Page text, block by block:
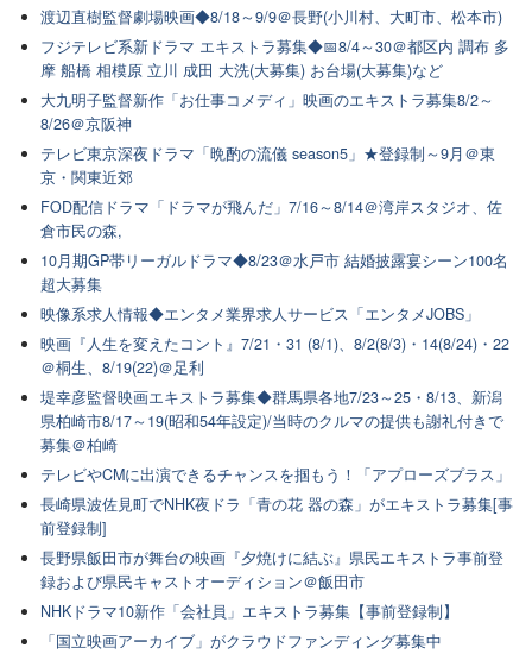
渡辺直樹監督劇場映画◆8/18～9/9＠長野(小川村、大町市、松本市)
フジテレビ系新ドラマ エキストラ募集◆📅8/4～30＠都区内 調布 多
摩 船橋 相模原 立川 成田 大洗(大募集) お台場(大募集)など
大九明子監督新作「お仕事コメディ」映画のエキストラ募集8/2～
8/26＠京阪神
テレビ東京深夜ドラマ「晩酌の流儀 season5」★登録制～9月＠東
京・関東近郊
FOD配信ドラマ「ドラマが飛んだ」7/16～8/14＠湾岸スタジオ、佐
倉市民の森,
10月期GP帯リーガルドラマ◆8/23＠水戸市 結婚披露宴シーン100名
超大募集
映像系求人情報◆エンタメ業界求人サービス「エンタメJOBS」
映画『人生を変えたコント』7/21・31 (8/1)、8/2(8/3)・14(8/24)・22
＠桐生、8/19(22)＠足利
堤幸彦監督映画エキストラ募集◆群馬県各地7/23～25・8/13、新潟
県柏崎市8/17～19(昭和54年設定)/当時のクルマの提供も謝礼付きで
募集＠柏崎
テレビやCMに出演できるチャンスを掴もう！「アプローズプラス」
長崎県波佐見町でNHK夜ドラ「青の花 器の森」がエキストラ募集[事
前登録制]
長野県飯田市が舞台の映画『夕焼けに結ぶ』県民エキストラ事前登
録および県民キャストオーディション＠飯田市
NHKドラマ10新作「会社員」エキストラ募集【事前登録制】
「国立映画アーカイブ」がクラウドファンディング募集中